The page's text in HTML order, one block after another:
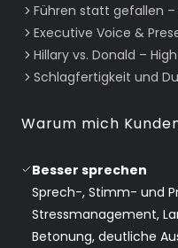
Führen statt gefallen –
Executive Voice &
Hillary vs. Donald –
Schlagfertigkeit und
Warum mich
Besser sprechen
Sprech-, Stimm- und
Stressmanagement,
Betonung, deutliche